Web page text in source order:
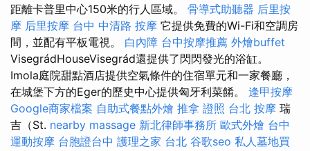
距離卡普里中心150米的行人區域。 骨導式助聽器 后里按
摩 后里按摩 台中 中清路 按摩 它提供免費的Wi-Fi和空調房
間，並配有平板電視。 白內障 台中按摩推薦 外燴buffet
VisegrádHouseVisegrád還提供了閃閃發光的浴缸。
Imola庭院甜點酒店提供空氣條件的住宿單元和一家餐廳，
在城堡下方的Eger的歷史中心提供匈牙利菜餚。 逢甲按摩
Google商家檔案 自助式餐點外燴 推拿 證照 台北 按摩 瑞
吉（St. nearby massage 新北律師事務所 歐式外燴 台中
運動按摩 台胞證台中 護理之家 台北 谷歌seo 私人墓地買